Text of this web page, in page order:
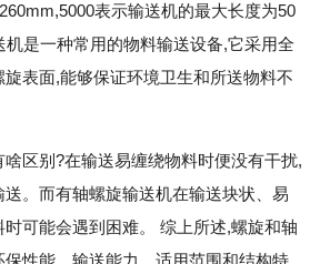
表示输送机的最大长度为50
是一种常用的物料输送设备,它采用全
表面,能够保证环境卫生和所送物料不
区别?在输送易缠绕物料时便没有干扰,
。而有轴螺旋输送机在输送块状、易
可能会遇到困难。 综上所述,螺旋和轴
性能、输送能力、适用范围和结构特